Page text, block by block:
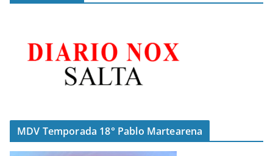
MDV Temporada 18° Pablo Martearena